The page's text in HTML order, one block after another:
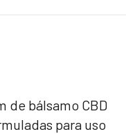
de bálsamo CBD
para uso